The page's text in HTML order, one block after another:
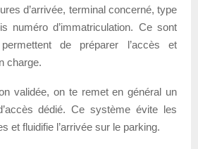
d’arrivée, terminal concerné, type
numéro d’immatriculation. Ce sont
de préparer l’accès et
charge.
validée, on te remet en général un
dédié. Ce système évite les
et fluidifie l’arrivée sur le parking.